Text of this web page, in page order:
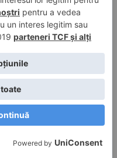
recrutarea:
imobiliare —